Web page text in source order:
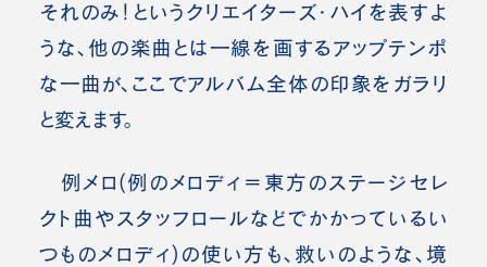
それのみ！というクリエイターズ・ハイを表すよ
うな、他の楽曲とは一線を画するアップテンポ
な一曲が、ここでアルバム全体の印象をガラリ
と変えます。
例メロ(例のメロディ＝東方のステージセレ
クト曲やスタッフロールなどでかかっているい
つものメロディ)の使い方も、救いのような、境